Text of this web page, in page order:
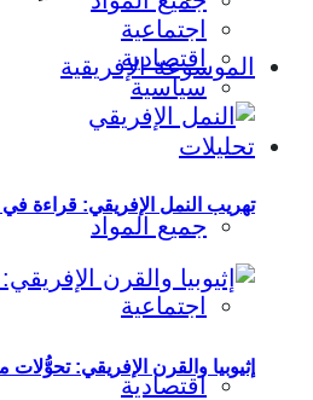
الموسوعة الإفريقية
تحليلات
جميع المواد
اجتماعية
اقتصادية
اجتماعية
اقتصادية
سياسية
تهريب النمل الإفريقي: قراءة
إثيوبيا والقرن الإفريقي: